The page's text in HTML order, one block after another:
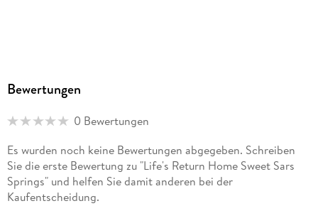
Bewertungen
0 Bewertungen
Es wurden noch keine Bewertungen abgegeben. Schreiben
Sie die erste Bewertung zu "Life's Return Home Sweet Sars
Springs" und helfen Sie damit anderen bei der
Kaufentscheidung.